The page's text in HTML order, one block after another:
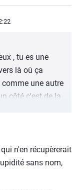
, tu es une
là où ça
une autre
côté c'est de la
t'arrange) c'est
comme
tiens , et vient
que de
inventer une vie
n'en récupèrerait
sans nom,